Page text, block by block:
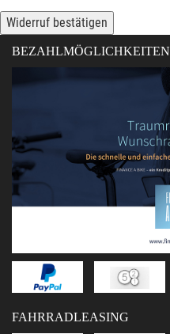
Widerruf bestätigen
BEZAHLMÖGLICHKEITEN
FAHRRADLEASING